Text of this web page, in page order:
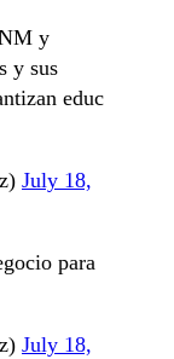
y
y sus
educ
July 18,
para
July 18,